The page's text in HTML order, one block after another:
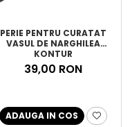
PERIE PENTRU CURATAT
VASUL DE NARGHILEA
KONTUR
39,00 RON
ADAUGA IN COS